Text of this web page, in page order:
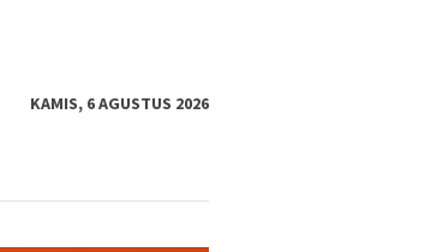
KAMIS, 6 AGUSTUS 2026